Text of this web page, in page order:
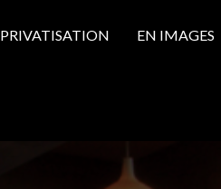
PRIVATISATION EN IMAGES